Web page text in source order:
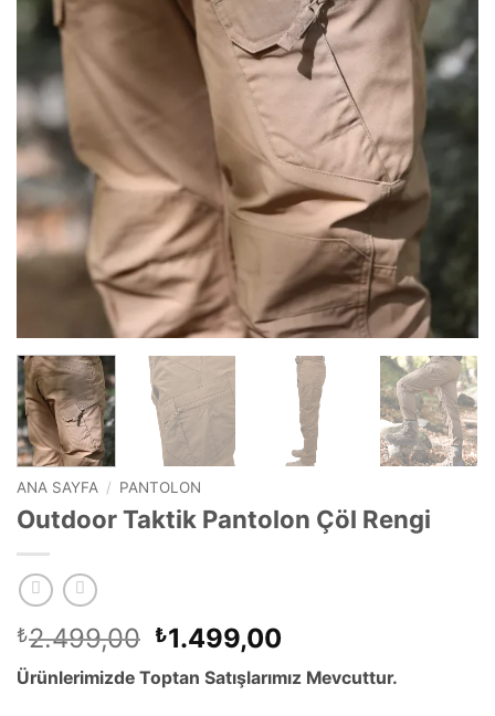
ANA SAYFA / PANTOLON
Outdoor Taktik Pantolon Çöl Rengi
₺2.499,00 ₺1.499,00
Ürünlerimizde Toptan Satışlarımız Mevcuttur.